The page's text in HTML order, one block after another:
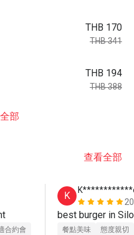
THB 170
THB 341
THB 194
THB 388
部
查看全部
合約會
K
best burger in
餐點美味 態度親切